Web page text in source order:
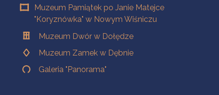
Muzeum Pamiątek po Janie Matejce
"Koryznówka" w Nowym Wiśniczu
Muzeum Dwór w Dołędze
Muzeum Zamek w Dębnie
Galeria "Panorama"